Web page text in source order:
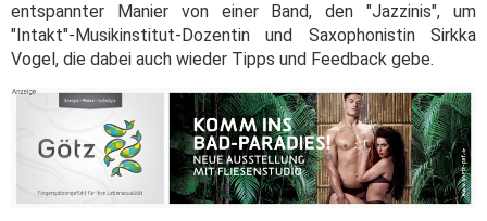
entspannter Manier von einer Band, den "Jazzinis", um
"Intakt"-Musikinstitut-Dozentin und Saxophonistin Sirkka
Vogel, die dabei auch wieder Tipps und Feedback gebe.